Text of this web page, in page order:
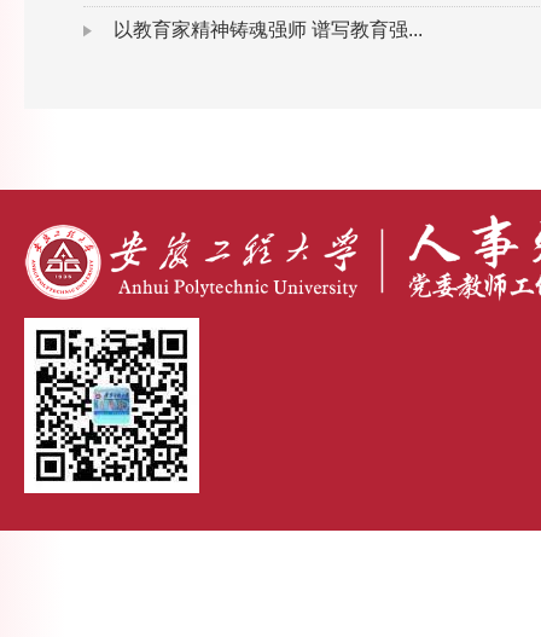
以教育家精神铸魂强师 谱写教育强...